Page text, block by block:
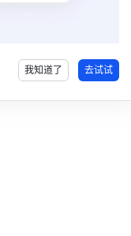
我知道了 去试试